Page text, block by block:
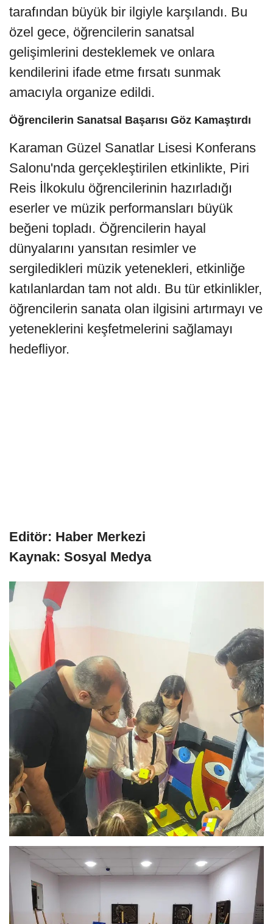
tarafından büyük bir ilgiyle karşılandı. Bu
özel gece, öğrencilerin sanatsal
gelişimlerini desteklemek ve onlara
kendilerini ifade etme fırsatı sunmak
amacıyla organize edildi.
Öğrencilerin Sanatsal Başarısı Göz Kamaştırdı
Karaman Güzel Sanatlar Lisesi Konferans
Salonu'nda gerçekleştirilen etkinlikte, Piri
Reis İlkokulu öğrencilerinin hazırladığı
eserler ve müzik performansları büyük
beğeni topladı. Öğrencilerin hayal
dünyalarını yansıtan resimler ve
sergiledikleri müzik yetenekleri, etkinliğe
katılanlardan tam not aldı. Bu tür etkinlikler,
öğrencilerin sanata olan ilgisini artırmayı ve
yeteneklerini keşfetmelerini sağlamayı
hedefliyor.
Editör: Haber Merkezi
Kaynak: Sosyal Medya